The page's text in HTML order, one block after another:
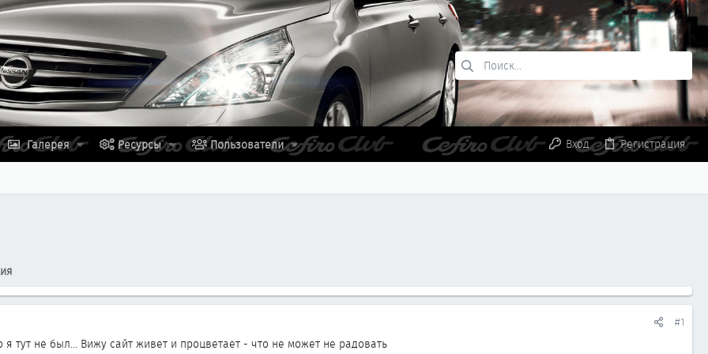
Галерея Ресурсы Пользователи Вход Регистрация
#1
я тут не был... Вижу сайт живет и процветает - что не может не радовать